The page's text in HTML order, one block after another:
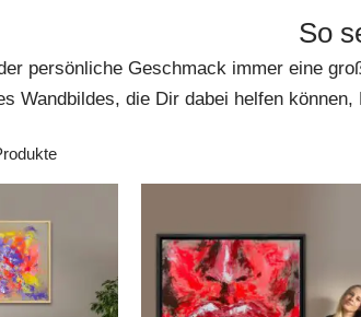
So
persönliche Geschmack immer eine
Wandbildes, die Dir dabei helfen